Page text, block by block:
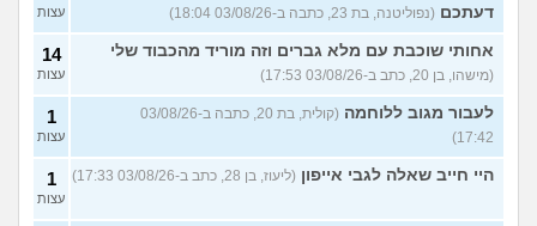
דעתכם (נפוליטנה, בת 23, כתבה ב-03/08/26 18:04) עצות
אחותי שוכבת עם מלא גברים וזה מוריד מהכבוד שלי
(מישהו, בן 20, כתב ב-03/08/26 17:53)
14
עצות
לעבור מגוב ללוחמה
(קולית, בת 20, כתבה ב-03/08/26
17:42)
1
עצות
היי חייב שאלה לגבי אייפון (ליעוז, בן 28, כתב ב-03/08/26 17:33) 1
עצות